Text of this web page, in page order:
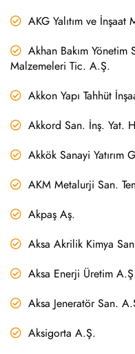
AKG Yalıtım ve
Akhan Bakım
Malzemeleri Tic. A.Ş.
Akkon Yapı Tahhüt
Akkord San. İnş. Yat.
Akkök Sanayi Yatırım
AKM Metalurji San.
Akpaş Aş.
Aksa Akrilik Kimya
Aksa Enerji Üretim
Aksa Jeneratör San.
Aksigorta A.Ş.